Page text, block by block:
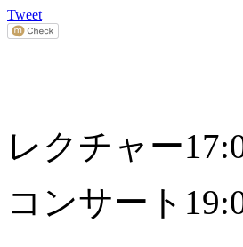
Tweet
レクチャー
コンサート